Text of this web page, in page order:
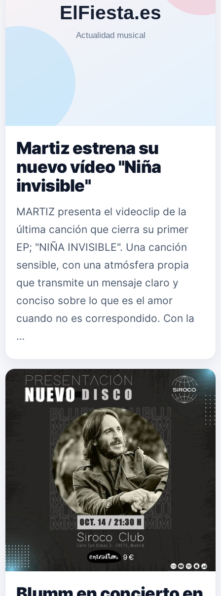
Martiz estrena su
nuevo vídeo "Niña
invisible"
MARTIZ presenta el videoclip de la
última canción que cierra su primer
EP; "NIÑA INVISIBLE". Una canción
sensible, con una atmósfera propia
que transmite un mensaje claro y
conciso sobre lo que es el amor
cuando no es correspondido. Con la
…